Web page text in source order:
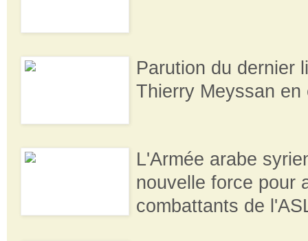
Parution du dernier
Thierry Meyssan en
L'Armée arabe
nouvelle force pour
combattants de